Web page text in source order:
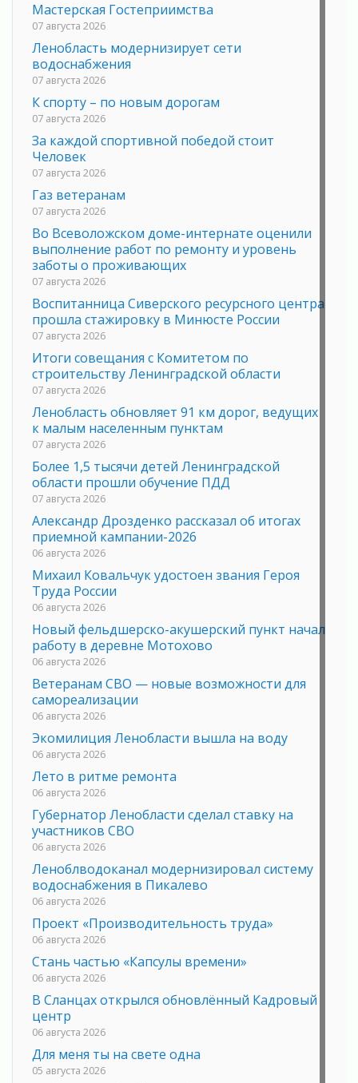
Мастерская Гостеприимства
07 августа 2026
Ленобласть модернизирует сети
водоснабжения
07 августа 2026
К спорту – по новым дорогам
07 августа 2026
За каждой спортивной победой стоит
Человек
07 августа 2026
Газ ветеранам
07 августа 2026
Во Всеволожском доме-интернате оценили
выполнение работ по ремонту и уровень
заботы о проживающих
07 августа 2026
Воспитанница Сиверского ресурсного центра
прошла стажировку в Минюсте России
07 августа 2026
Итоги совещания с Комитетом по
строительству Ленинградской области
07 августа 2026
Ленобласть обновляет 91 км дорог, ведущих
к малым населенным пунктам
07 августа 2026
Более 1,5 тысячи детей Ленинградской
области прошли обучение ПДД
07 августа 2026
Александр Дрозденко рассказал об итогах
приемной кампании-2026
06 августа 2026
Михаил Ковальчук удостоен звания Героя
Труда России
06 августа 2026
Новый фельдшерско-акушерский пункт начал
работу в деревне Мотохово
06 августа 2026
Ветеранам СВО — новые возможности для
самореализации
06 августа 2026
Экомилиция Ленобласти вышла на воду
06 августа 2026
Лето в ритме ремонта
06 августа 2026
Губернатор Ленобласти сделал ставку на
участников СВО
06 августа 2026
Леноблводоканал модернизировал систему
водоснабжения в Пикалево
06 августа 2026
Проект «Производительность труда»
06 августа 2026
Стань частью «Капсулы времени»
06 августа 2026
В Сланцах открылся обновлённый Кадровый
центр
06 августа 2026
Для меня ты на свете одна
05 августа 2026